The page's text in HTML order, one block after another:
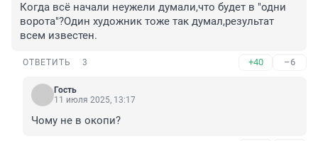
Когда всё начали неужели думали,что будет в "одни
ворота"?Один художник тоже так думал,результат
всем известен.
ОТВЕТИТЬ 3 +40 –6
Гость
11 июля 2025, 13:17
Чому не в окопи?